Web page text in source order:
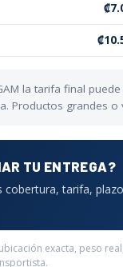
la tarifa final
Productos grandes
TU ENTREGA?
cobertura, tarifa,
exacta, peso